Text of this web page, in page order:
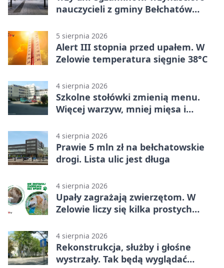
nauczycieli z gminy Bełchatów
5 sierpnia 2026
Alert III stopnia przed upałem. W
Zelowie temperatura sięgnie 38°C
4 sierpnia 2026
Szkolne stołówki zmienią menu.
Więcej warzyw, mniej mięsa i
4 sierpnia 2026
Prawie 5 mln zł na bełchatowskie
drogi. Lista ulic jest długa
4 sierpnia 2026
Upały zagrażają zwierzętom. W
Zelowie liczy się kilka prostych
4 sierpnia 2026
Rekonstrukcja, służby i głośne
wystrzały. Tak będą wyglądać